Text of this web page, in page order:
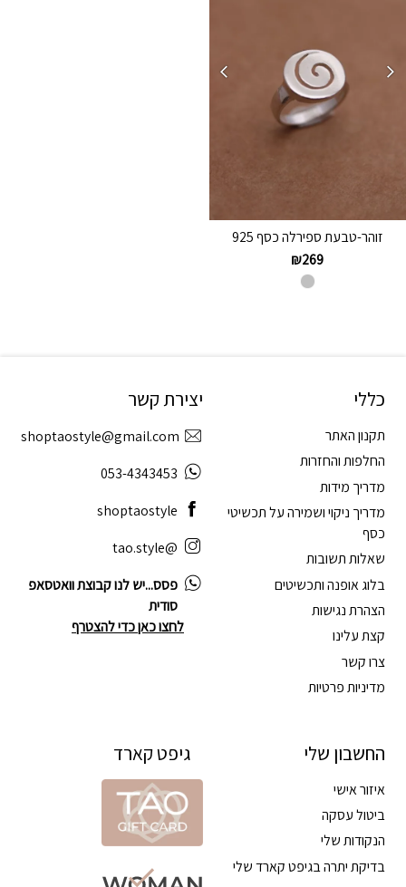
זוהר-טבעת ספירלה כסף 925
₪269
כללי
תקנון האתר
החלפות והחזרות
מדריך מידות
מדריך ניקוי ושמירה על תכשיטי
כסף
שאלות תשובות
בלוג אופנה ותכשיטים
הצהרת נגישות
קצת עלינו
צרו קשר
מדיניות פרטיות
החשבון שלי
איזור אישי
ביטול עסקה
הנקודות שלי
בדיקת יתרה בגיפט קארד שלי
יצירת קשר
shoptaostyle@gmail.com
053-4343453
shoptaostyle
@tao.style
פסס...יש לנו קבוצת וואטסאפ
סודית
לחצו כאן כדי להצטרף
גיפט קארד